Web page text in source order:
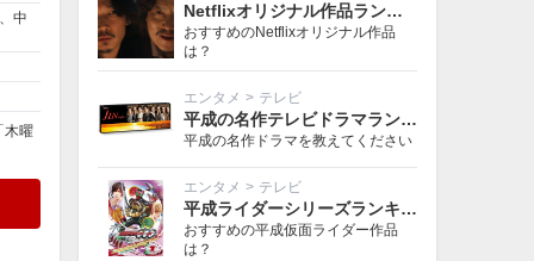
中
木曜
Netflixオリジナル作品ランキング
おすすめのNetflixオリジナル作品
は？
エンタメ > テレビ
平成の名作テレビドラマランキング
平成の名作ドラマを教えてください
エンタメ > テレビ
平成ライダーシリーズランキング
おすすめの平成仮面ライダー作品
は？